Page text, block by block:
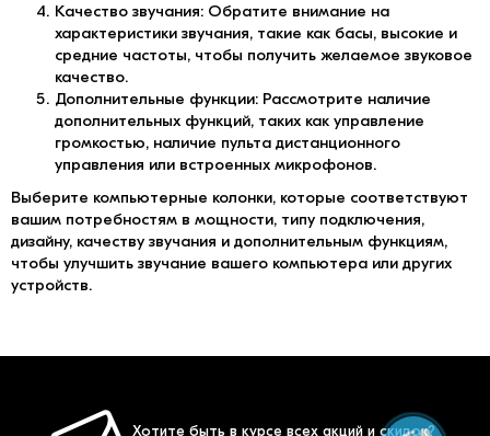
Качество звучания: Обратите внимание на
характеристики звучания, такие как басы, высокие и
средние частоты, чтобы получить желаемое звуковое
качество.
Дополнительные функции: Рассмотрите наличие
дополнительных функций, таких как управление
громкостью, наличие пульта дистанционного
управления или встроенных микрофонов.
Выберите компьютерные колонки, которые соответствуют
вашим потребностям в мощности, типу подключения,
дизайну, качеству звучания и дополнительным функциям,
чтобы улучшить звучание вашего компьютера или других
устройств.
Хотите быть в курсе всех акций и скидок?